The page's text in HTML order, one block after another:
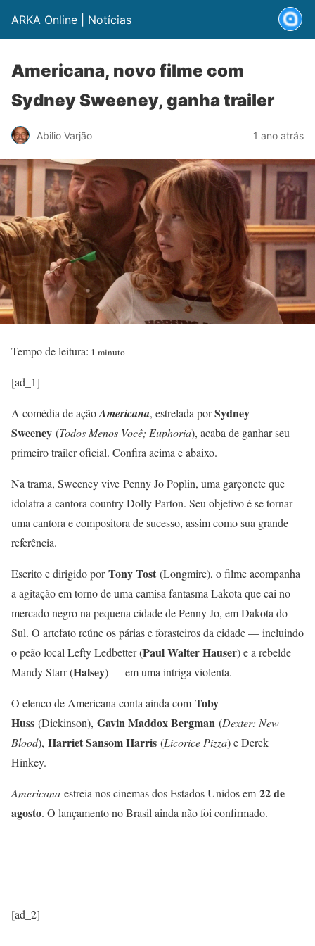
ARKA Online | Notícias
Americana, novo filme com
Sydney Sweeney, ganha trailer
Abilio Varjão 1 ano atrás
Tempo de leitura: 1 minuto
[ad_1]
A comédia de açãoAmericana, estrelada porSydney
Sweeney (Todos Menos Você; Euphoria), acaba de ganhar seu
primeiro trailer oficial. Confira acima e abaixo.
Na trama, Sweeney vive Penny Jo Poplin, uma garçonete que
idolatra a cantora country Dolly Parton. Seu objetivo é se tornar
uma cantora e compositora de sucesso, assim como sua grande
referência.
Escrito e dirigido porTony Tost (Longmire), o filme acompanha
a agitação em torno de uma camisa fantasma Lakota que cai no
mercado negro na pequena cidade de Penny Jo, em Dakota do
Sul. O artefato reúne os párias e forasteiros da cidade — incluindo
o peão local Lefty Ledbetter (Paul Walter Hauser) e a rebelde
Mandy Starr (Halsey) — em uma intriga violenta.
O elenco de Americana conta ainda com Toby
Huss (Dickinson), Gavin Maddox Bergman (Dexter: New
Blood), Harriet Sansom Harris (Licorice Pizza) e Derek
Hinkey.
Americana estreia nos cinemas dos Estados Unidos em 22 de
agosto. O lançamento no Brasil ainda não foi confirmado.
[ad_2]